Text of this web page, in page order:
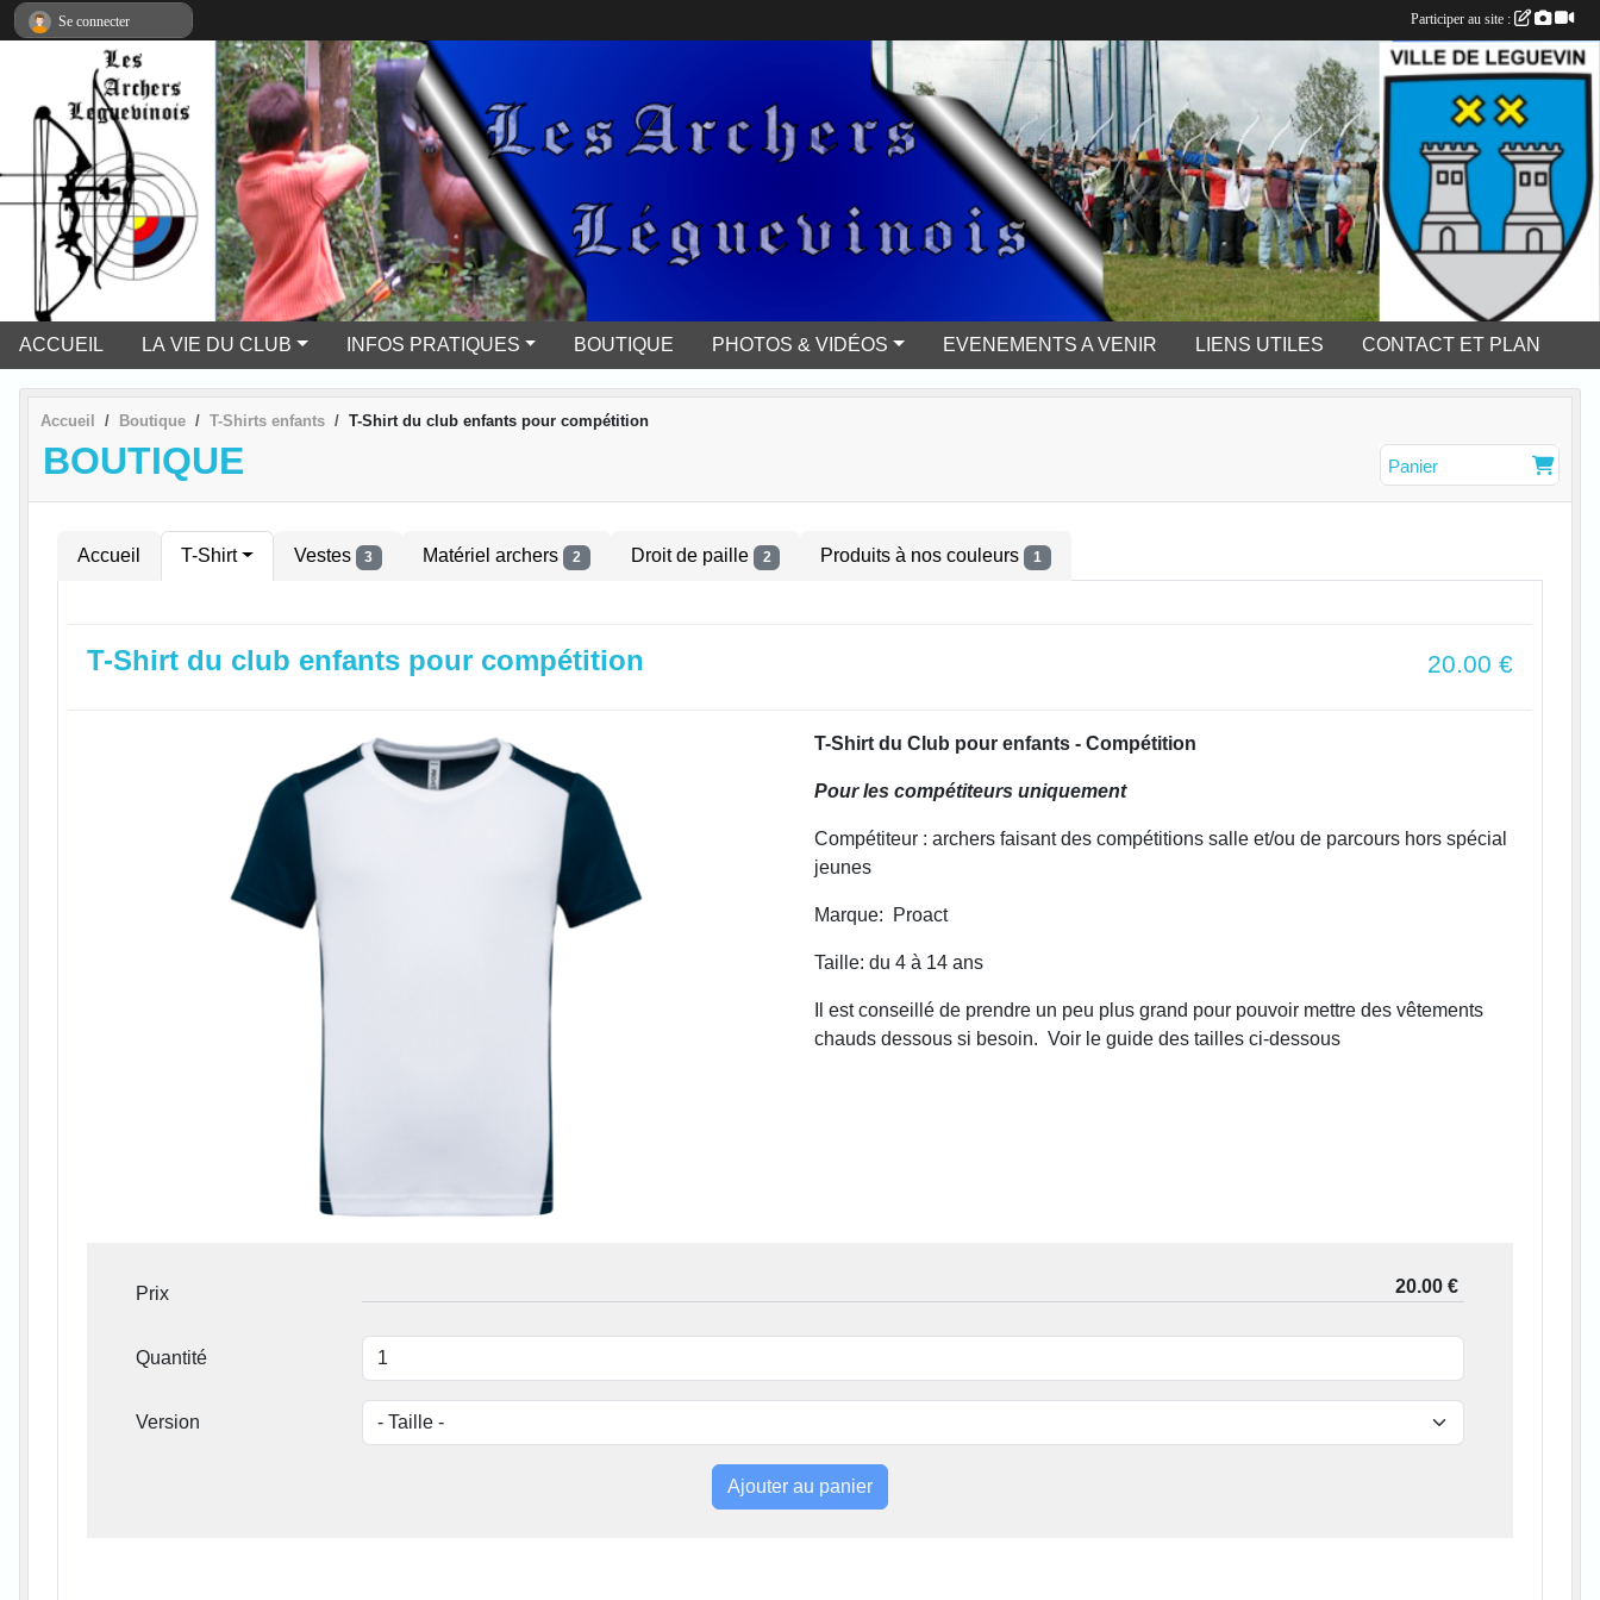
ACCUEIL LA VIE DU CLUB INFOS PRATIQUES BOUTIQUE PHOTOS & VIDÉOS EVENEMENTS A VENIR LIENS UTILES CONTACT ET PLAN
Accueil Boutique T-Shirts enfants T-Shirt du club enfants pour compétition
BOUTIQUE Panier
Accueil T-Shirt Vestes 3 Matériel archers 2 Droit de paille 2 Produits à nos couleurs 1
T-Shirt du club enfants pour compétition 20.00 €
T-Shirt du Club pour enfants - Compétition
Pour les compétiteurs uniquement
Compétiteur : archers faisant des compétitions salle et/ou de parcours hors spécial
jeunes
Marque: Proact
Taille: du 4 à 14 ans
Il est conseillé de prendre un peu plus grand pour pouvoir mettre des vêtements
chauds dessous si besoin. Voir le guide des tailles ci-dessous
Prix
Quantité
Version
Ajouter au panier
Se connecter Participer au site :
Panneau de gestion des cookies